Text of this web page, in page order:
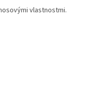
vlastnostmi.